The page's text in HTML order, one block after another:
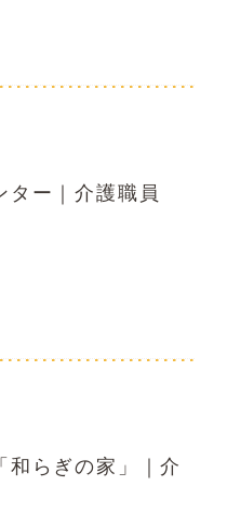
ター｜介護職員
和らぎの家」｜介